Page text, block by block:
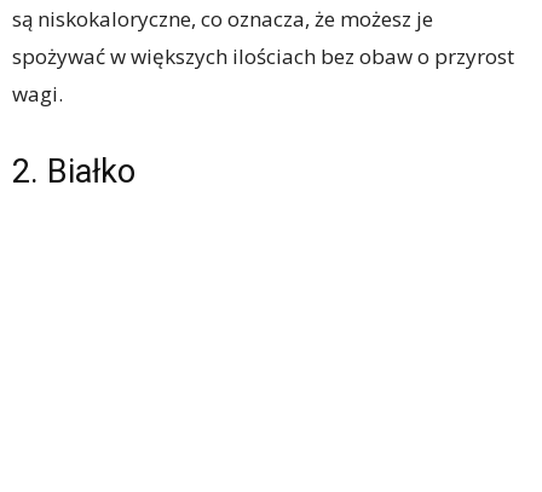
są niskokaloryczne, co oznacza, że możesz je
spożywać w większych ilościach bez obaw o przyrost
wagi.
2. Białko